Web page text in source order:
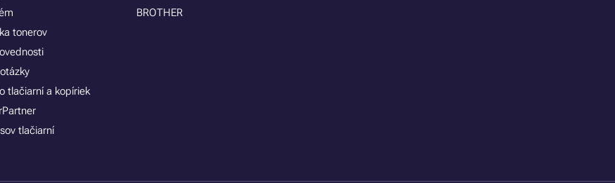
tonerov
tlačiarní a kopíriek
tlačiarní
BROTHER